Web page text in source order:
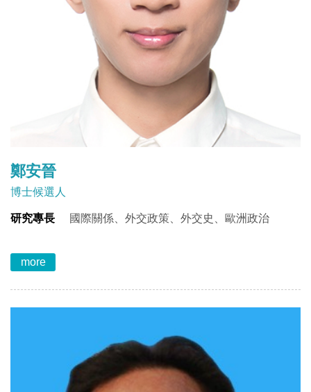
鄭安晉
博士候選人
研究專長 國際關係、外交政策、外交史、歐洲政治
more